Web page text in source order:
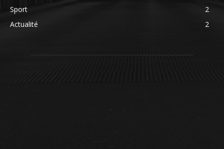
Sport
2
Actualité
2